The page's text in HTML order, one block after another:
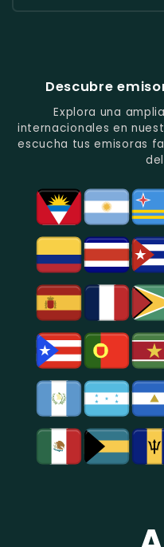
Música
Del
Recuerdo
En
Quito.
De
Los
En
Descubre
Explora una
internacionales en
escucha tus emisoras